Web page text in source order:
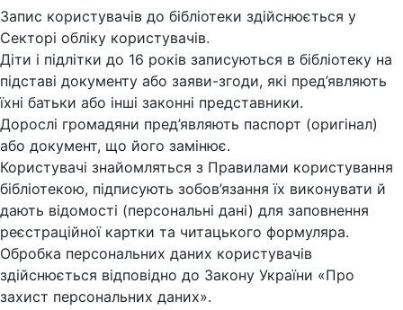
Запис користувачів до бібліотеки здійснюється у
Секторі обліку користувачів.
Діти і підлітки до 16 років записуються в бібліотеку на
підставі документу або заяви-згоди, які пред’являють
їхні батьки або інші законні представники.
Дорослі громадяни пред’являють паспорт (оригінал)
або документ, що його замінює.
Користувачі знайомляться з Правилами користування
бібліотекою, підписують зобов’язання їх виконувати й
дають відомості (персональні дані) для заповнення
реєстраційної картки та читацького формуляра.
Обробка персональних даних користувачів
здійснюється відповідно до Закону України «Про
захист персональних даних».